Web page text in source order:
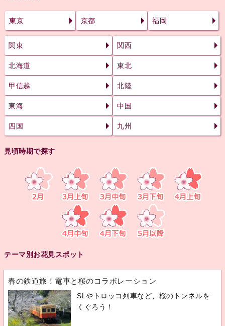
東京 京都 福岡
関東 関西
北海道 東北
甲信越 北陸
東海 中国
四国 九州
見頃時期で探す
テーマ別お花見スポット
春の鉄道旅！電車と桜のコラボレーション
SLやトロッコ列車など、桜のトンネルを
くぐろう！